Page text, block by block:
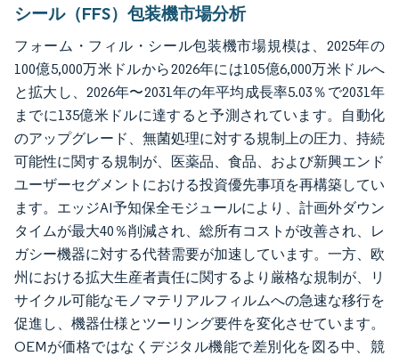
シール（FFS）包装機市場分析
フォーム・フィル・シール包装機市場規模は、2025年の
100億5,000万米ドルから2026年には105億6,000万米ドルへ
と拡大し、2026年〜2031年の年平均成長率5.03％で2031年
までに135億米ドルに達すると予測されています。自動化
のアップグレード、無菌処理に対する規制上の圧力、持続
可能性に関する規制が、医薬品、食品、および新興エンド
ユーザーセグメントにおける投資優先事項を再構築してい
ます。エッジAI予知保全モジュールにより、計画外ダウン
タイムが最大40％削減され、総所有コストが改善され、レ
ガシー機器に対する代替需要が加速しています。一方、欧
州における拡大生産者責任に関するより厳格な規制が、リ
サイクル可能なモノマテリアルフィルムへの急速な移行を
促進し、機器仕様とツーリング要件を変化させています。
OEMが価格ではなくデジタル機能で差別化を図る中、競